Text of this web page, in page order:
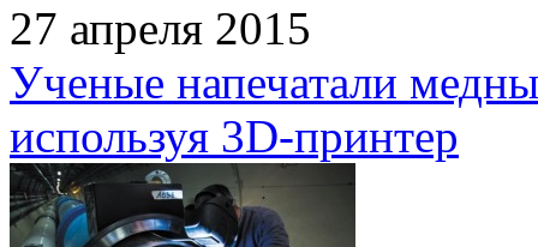
27 апреля 2015
Ученые напечатали
используя 3D-принтер